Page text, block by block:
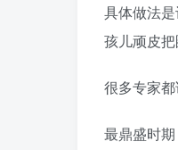
具体做法
孩儿顽皮
很多专家
最鼎盛时